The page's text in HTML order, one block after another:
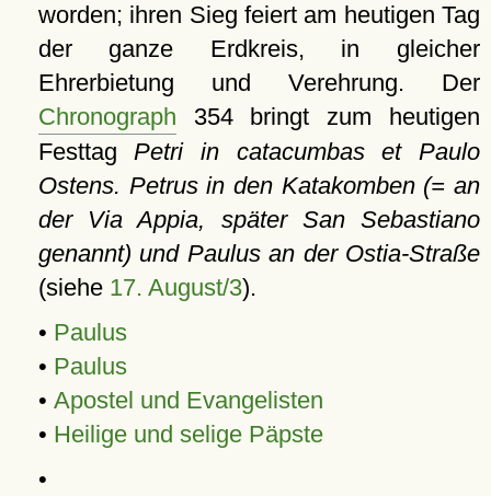
worden; ihren Sieg feiert am heutigen Tag
der ganze Erdkreis, in gleicher
Ehrerbietung und Verehrung. Der
Chronograph 354 bringt zum heutigen
Festtag Petri in catacumbas et Paulo
Ostens. Petrus in den Katakomben (= an
der Via Appia, später San Sebastiano
genannt) und Paulus an der Ostia-Straße
(siehe 17. August/3).
• Paulus
• Paulus
• Apostel und Evangelisten
• Heilige und selige Päpste
•